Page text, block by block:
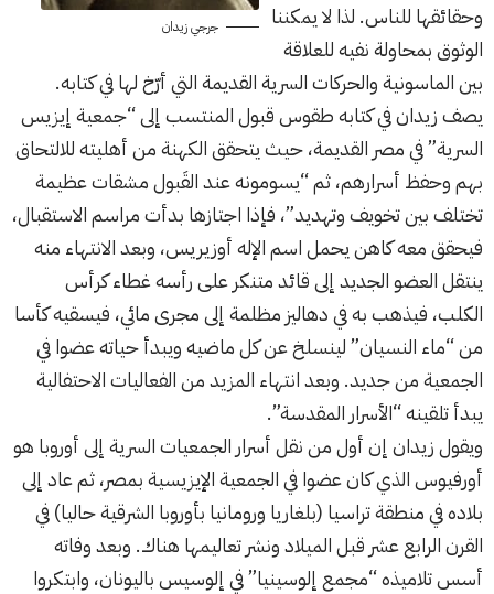
جرجي زيدان
وحقائقها للناس. لذا لا يمكننا
الوثوق بمحاولة نفيه للعلاقة
بين الماسونية والحركات السرية القديمة التي أرّخ لها في كتابه.
يصف زيدان في كتابه طقوس قبول المنتسب إلى “جمعية إيزيس
السرية” في مصر القديمة، حيث يتحقق الكهنة من أهليته للالتحاق
بهم وحفظ أسرارهم، ثم “يسومونه عند القَبول مشقات عظيمة
تختلف بين تخويف وتهديد”، فإذا اجتازها بدأت مراسم الاستقبال،
فيحقق معه كاهن يحمل اسم الإله أوزيريس، وبعد الانتهاء منه
ينتقل العضو الجديد إلى قائد متنكر على رأسه غطاء كرأس
الكلب، فيذهب به في دهاليز مظلمة إلى مجرى مائي، فيسقيه كأسا
من “ماء النسيان” لينسلخ عن كل ماضيه ويبدأ حياته عضوا في
الجمعية من جديد. وبعد انتهاء المزيد من الفعاليات الاحتفالية
يبدأ تلقينه “الأسرار المقدسة”.
ويقول زيدان إن أول من نقل أسرار الجمعيات السرية إلى أوروبا هو
أورفيوس الذي كان عضوا في الجمعية الإيزيسية بمصر، ثم عاد إلى
بلاده في منطقة تراسيا (بلغاريا ورومانيا بأوروبا الشرقية حاليا) في
القرن الرابع عشر قبل الميلاد ونشر تعاليمها هناك. وبعد وفاته
أسس تلاميذه “مجمع إلوسينيا” في إلوسيس باليونان، وابتكروا